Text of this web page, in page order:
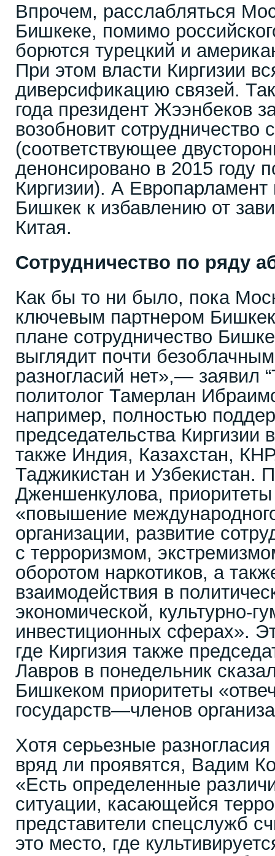
Впрочем, расслабляться
Бишкеке, помимо
борются турецкий и
При этом власти Киргизии
диверсификацию связей.
года президент Жээнбеков
возобновит
(соответствующее
денонсировано в 2015 году
Киргизии). А Европарламент
Бишкек к избавлению от
Китая.
Сотрудничество по ряду
Как бы то ни было, пока
ключевым партнером
плане сотрудничество
выглядит почти
разногласий нет»,— заявил
политолог Тамерлан
например, полностью
председательства Киргизии
также Индия, Казахстан,
Таджикистан и Узбекистан.
Дженшенкулова,
«повышение
организации, развитие
с терроризмом,
оборотом наркотиков, а
взаимодействия в
экономической, культурно-
инвестиционных сферах».
где Киргизия также
Лавров в понедельник
Бишкеком приоритеты
государств—членов
Хотя серьезные
вряд ли проявятся, Вадим
«Есть определенные
ситуации, касающейся
представители спецслужб
это место, где